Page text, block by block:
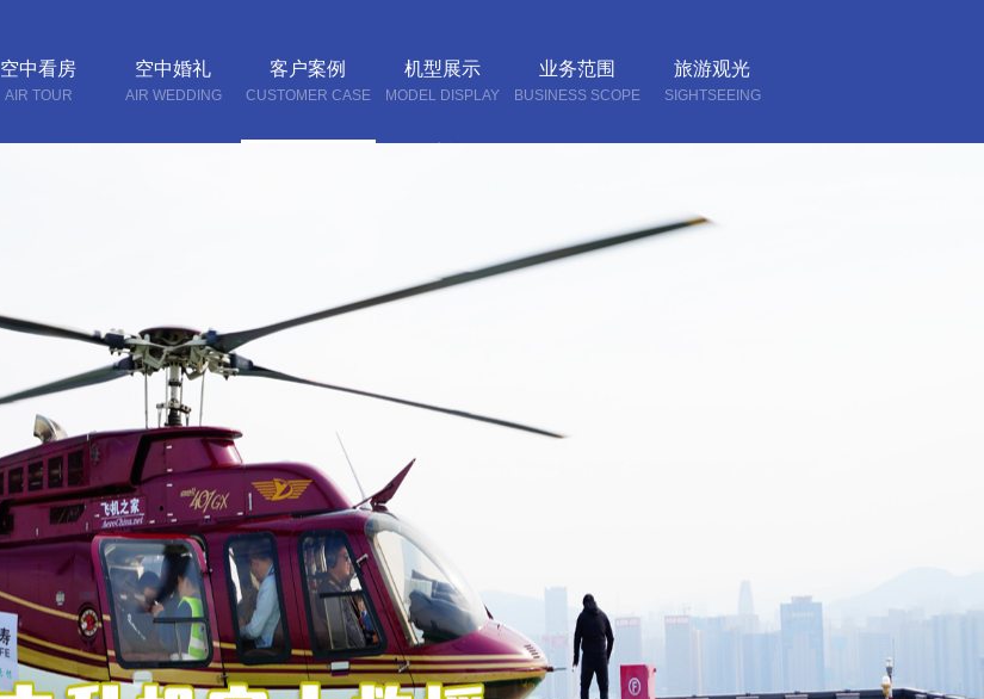
空中看房
AIR TOUR
空中婚礼
AIR WEDDING
客户案例
CUSTOMER CASE
机型展示
MODEL DISPLAY
业务范围
BUSINESS SCOPE
旅游观光
SIGHTSEEING